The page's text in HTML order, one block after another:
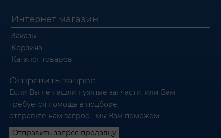
Интернет магазин
Заказы
Корзина
Каталог товаров
Отправить запрос
Если Вы не нашли нужные запчасти, или Вам
требуется помощь в подборе,
отправьте нам запрос - мы Вам поможем
Отправить запрос продавцу